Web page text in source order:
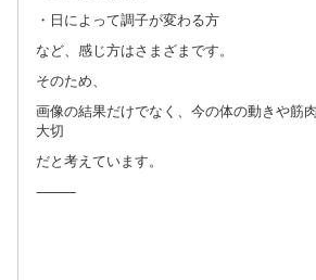
・日によって調子が変わる方
など、感じ方はさまざまです。
そのため、
画像の結果だけでなく、今の体の動きや筋
大切
だと考えています。
⸻